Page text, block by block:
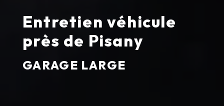
Entretien véhicule
près de Pisany
GARAGE LARGE